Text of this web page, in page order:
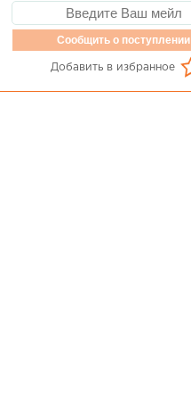
Сообщить о поступлении
Добавить в избранное